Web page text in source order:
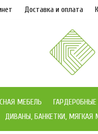
Доставка и оплата
МЕБЕЛЬ
ДИВАНЫ, БАНКЕТКИ, МЯГКАЯ